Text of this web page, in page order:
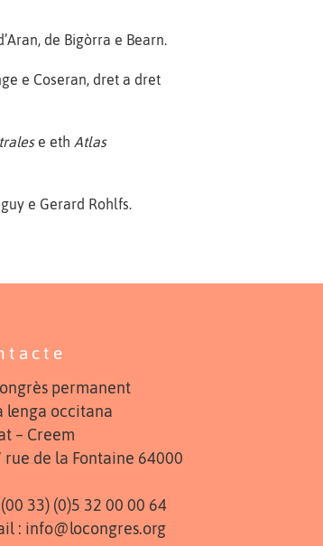
de Bigòrra e Bearn.
e Coseran, dret a dret
e eth Atlas
e Gerard Rohlfs.
permanent
lenga occitana
– Creem
rue de la Fontaine 64000
33) (0)5 32 00 00 64
: info@locongres.org